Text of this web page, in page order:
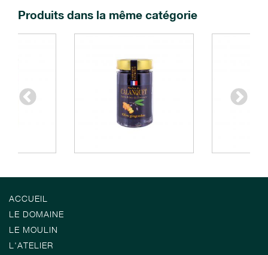
Produits dans la même catégorie
ACCUEIL
LE DOMAINE
LE MOULIN
L'ATELIER